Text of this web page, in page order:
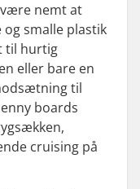
nemt at
smalle plastik
til hurtig
eller bare en
til
boards
cruising på